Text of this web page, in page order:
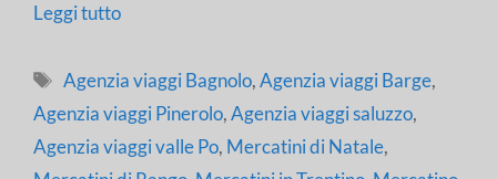
Leggi tutto
Tag
Agenzia viaggi Bagnolo,Agenzia viaggi Barge,
Agenzia viaggi Pinerolo,Agenzia viaggi saluzzo,
Agenzia viaggi valle Po, Mercatini di Natale,